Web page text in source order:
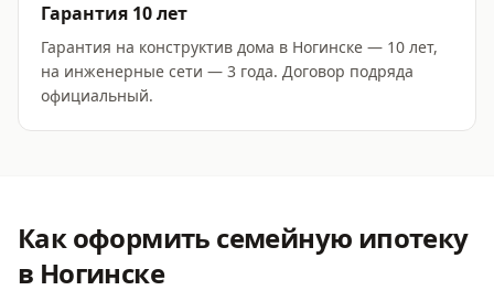
Гарантия 10 лет
Гарантия на конструктив дома в Ногинске — 10 лет,
на инженерные сети — 3 года. Договор подряда
официальный.
Как оформить семейную ипотеку
в Ногинске